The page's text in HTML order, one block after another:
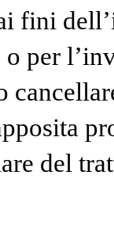
fini
per
del